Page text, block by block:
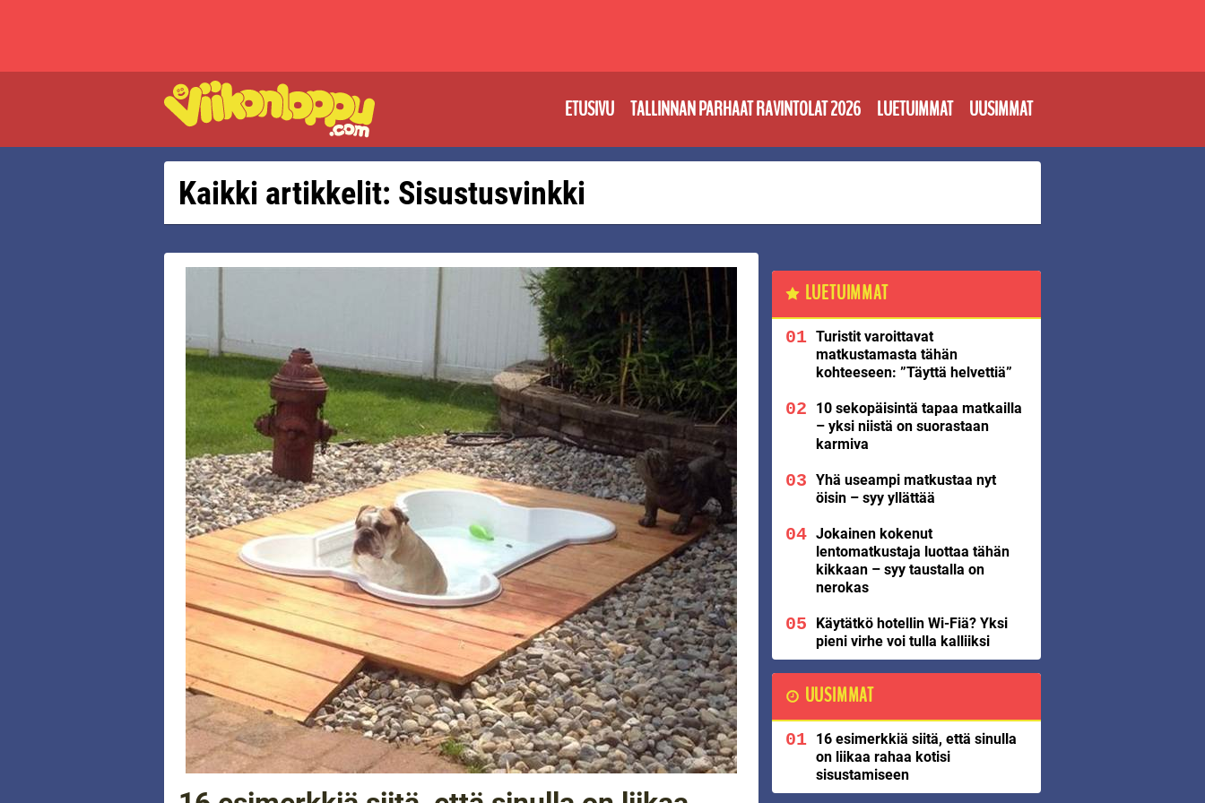
ETUSIVU TALLINNAN PARHAAT RAVINTOLAT 2026 LUETUIMMAT UUSIMMAT
Kaikki artikkelit: Sisustusvinkki
LUETUIMMAT
Turistit varoittavat
matkustamasta tähän
kohteeseen: ”Täyttä helvettiä”
10 sekopäisintä tapaa matkailla
– yksi niistä on suorastaan
karmiva
Yhä useampi matkustaa nyt
öisin – syy yllättää
Jokainen kokenut
lentomatkustaja luottaa tähän
kikkaan – syy taustalla on
nerokas
Käytätkö hotellin Wi-Fiä? Yksi
pieni virhe voi tulla kalliiksi
UUSIMMAT
16 esimerkkiä siitä, että sinulla
on liikaa rahaa kotisi
sisustamiseen